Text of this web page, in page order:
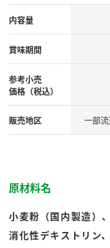
炊き込みご飯の素
かおりの蔵
つゆ
鍋なび
PIN印
ぽん酢サワー
納豆の豆知識
ミツカン
水の文化
MIM（ミ
おいしさと
ニュースリリース
お客様の声をいかしました
販売終了製品のご案内
お問い合わせ
地図から取り扱い店舗を
内容量
賞味期間
参考小売
価格（税込）
販売地区 一部
原材料名
小麦粉（国内製造）
消化性デキストリン